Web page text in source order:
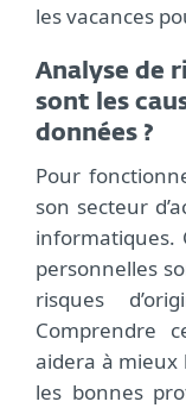
les vacances
Analyse de
sont les
données ?
Pour
son secteur
informatiques.
personnelles
risques
Comprendre
aidera à mieux
les bonnes